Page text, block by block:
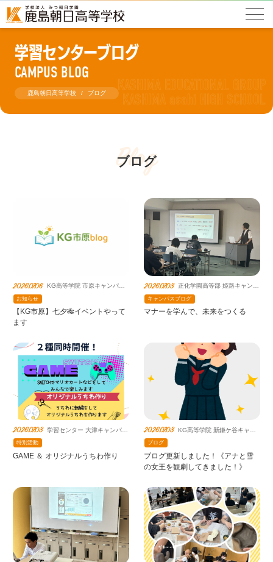
学習センターブログ
CAMPUS BLOG
鹿島朝日高等学校 ブログ
ブログ
Blog
2026.07.06
KG高等学院 市原キャンパス
お知らせ
【KG市原】七夕🎋イベントやって
ます
2026.07.03
正化学園高等部 姫路キャンパ
ス（提携鹿島朝日）
キャンパスブログ
マナーを学んで、未来をつくる
2026.07.03
学習センター 大津キャンパス
特別活動
GAME ＆ オリジナルうちわ作り
2026.07.03
KG高等学院 新鎌ケ谷キャン
ブログ
ブログ更新しました！《アナと雪
の女王を観劇してきました！》